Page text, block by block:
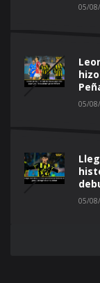
05/
05/
05/